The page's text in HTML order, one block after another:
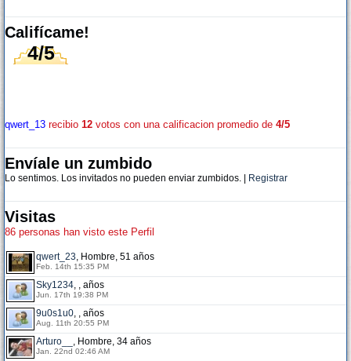
Califícame!
4/5
qwert_13 recibio 12 votos con una calificacion promedio de 4/5
Envíale un zumbido
Lo sentimos. Los invitados no pueden enviar zumbidos. | Registrar
Visitas
86 personas han visto este Perfil
qwert_23, Hombre, 51 años
Feb. 14th 15:35 PM
Sky1234, , años
Jun. 17th 19:38 PM
9u0s1u0, , años
Aug. 11th 20:55 PM
Arturo__ , Hombre, 34 años
Jan. 22nd 02:46 AM